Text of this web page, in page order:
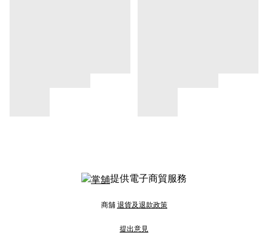
提供電子商貿服務
商舖 退貨及退款政策
提出意見